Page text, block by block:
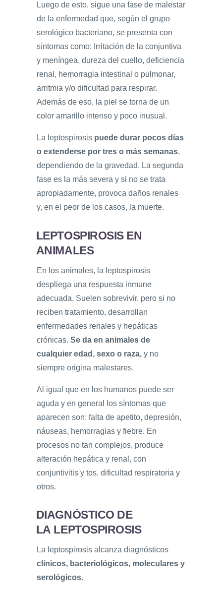
Luego de esto, sigue una fase de malestar
de la enfermedad que, según el grupo
serológico bacteriano, se presenta con
síntomas como: Irritación de la conjuntiva
y meníngea, dureza del cuello, deficiencia
renal, hemorragia intestinal o pulmonar,
arritmia y/o dificultad para respirar.
Además de eso, la piel se torna de un
color amarillo intenso y poco inusual.
La leptospirosis puede durar pocos días
o extenderse por tres o más semanas,
dependiendo de la gravedad. La segunda
fase es la más severa y si no se trata
apropiadamente, provoca daños renales
y, en el peor de los casos, la muerte.
LEPTOSPIROSIS EN
ANIMALES
En los animales, la leptospirosis
despliega una respuesta inmune
adecuada. Suelen sobrevivir, pero si no
reciben tratamiento, desarrollan
enfermedades renales y hepáticas
crónicas. Se da en animales de
cualquier edad, sexo o raza, y no
siempre origina malestares.
Al igual que en los humanos puede ser
aguda y en general los síntomas que
aparecen son: falta de apetito, depresión,
náuseas, hemorragias y fiebre. En
procesos no tan complejos, produce
alteración hepática y renal, con
conjuntivitis y tos, dificultad respiratoria y
otros.
DIAGNÓSTICO DE
LA LEPTOSPIROSIS
La leptospirosis alcanza diagnósticos
clínicos, bacteriológicos, moleculares y
serológicos.